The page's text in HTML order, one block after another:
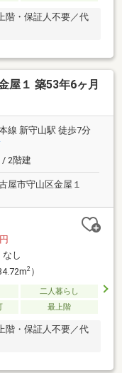
階・保証人不要／代
屋１ 築53年6ヶ月
線 新守山駅 徒歩7分
/ 2階建
屋市守山区金屋１
なし
2）
二人暮らし
最上階
階・保証人不要／代